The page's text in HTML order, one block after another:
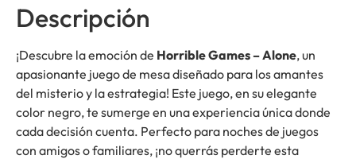
Descripción
¡Descubre la emoción de Horrible Games – Alone, un
apasionante juego de mesa diseñado para los amantes
del misterio y la estrategia! Este juego, en su elegante
color negro, te sumerge en una experiencia única donde
cada decisión cuenta. Perfecto para noches de juegos
con amigos o familiares, ¡no querrás perderte esta